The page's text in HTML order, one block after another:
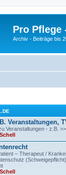
Pro Pflege
Archiv - Beiträge bis
Veranstaltungen,
Veranstaltungen - z.B.
– Therapeut /